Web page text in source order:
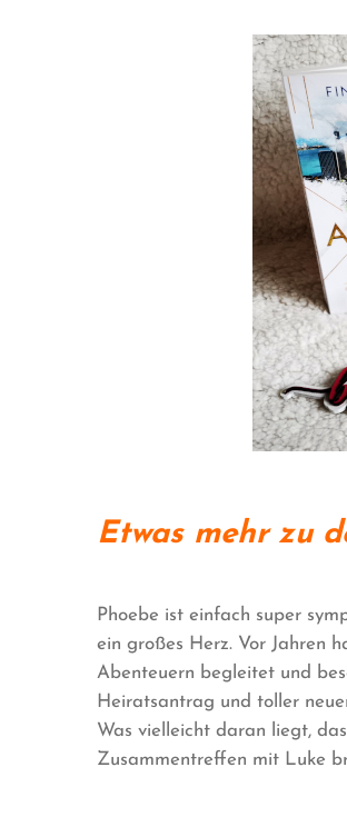
Etwas mehr zu
Phoebe ist einfach super
ein großes Herz. Vor Jahren
Abenteuern begleitet und
Heiratsantrag und toller
Was vielleicht daran liegt,
Zusammentreffen mit Luke